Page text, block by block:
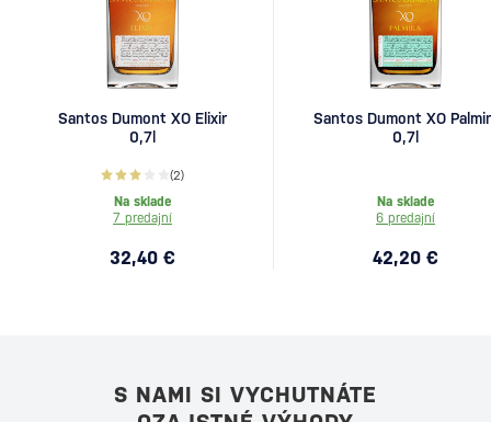
Santos Dumont XO Elixir
0,7l
(2)
Na sklade
7 predajní
32,40 €
Santos Dumont XO
0,7l
Na sklade
6 predajní
42,20 €
S NAMI SI VYCHUTNÁTE